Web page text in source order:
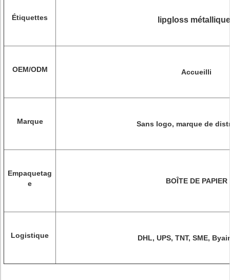
Étiquettes lipgloss
OEM/ODM Accueilli
Marque Sans logo, marque de
Empaquetag
e
BOÎTE DE PAPIER
Logistique DHL, UPS, TNT, SME,